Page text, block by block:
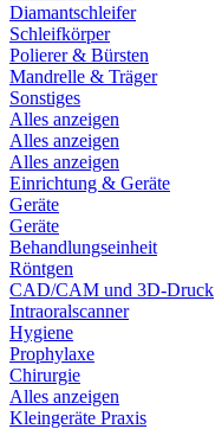
Diamantschleifer
Schleifkörper
Polierer & Bürsten
Mandrelle & Träger
Sonstiges
Alles anzeigen
Alles anzeigen
Alles anzeigen
Einrichtung & Geräte
Geräte
Geräte
Behandlungseinheit
Röntgen
CAD/CAM und 3D-Druck
Intraoralscanner
Hygiene
Prophylaxe
Chirurgie
Alles anzeigen
Kleingeräte Praxis